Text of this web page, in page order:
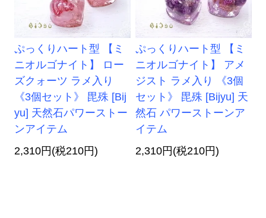
ぷっくりハート型 【ミ
ニオルゴナイト】 ロー
ズクォーツ ラメ入り
《3個セット》 毘殊 [Bij
yu] 天然石パワーストー
ンアイテム
2,310円(税210円)
ぷっくりハート型 【ミ
ニオルゴナイト】 アメ
ジスト ラメ入り 《3個
セット》 毘殊 [Bijyu] 天
然石 パワーストーンア
イテム
2,310円(税210円)